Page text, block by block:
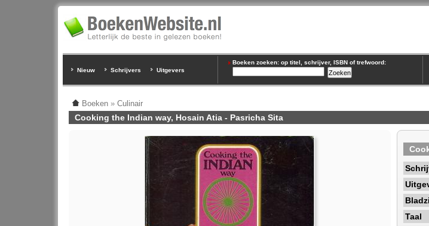
Nieuw Schrijvers Uitgevers
Boeken zoeken: op titel, schrijver, ISBN of trefwoord:
Boeken » Culinair
Cooking the Indian way, Hosain Atia - Pasricha Sita
Taal